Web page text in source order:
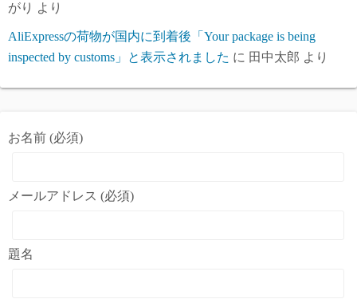
がり より
AliExpressの荷物が国内に到着後「Your package is being
inspected by customs」と表示されました に 田中太郎 より
お名前 (必須)
メールアドレス (必須)
題名